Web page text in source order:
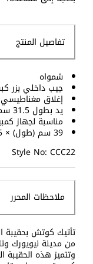
تفاصيل المنتج
شمواه
جيب داخلي بزر
إغلاق مغناطيسي
يد بطول 31.5 سم
مناسبة لجهاز
39 سم (طول) × 43.5 سم (ارتفاع) × 12 سم (عرض)
Style No: CCC22
ملاحظات المحرر
تأتيك كوتش بحقيبة
من مدينة نيويورك
وتتميز هذه